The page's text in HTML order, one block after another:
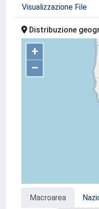
Visualizzazione File
Distribuzione
+
–
Macroarea